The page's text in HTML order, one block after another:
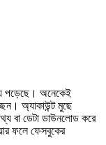
পড়েছে। অনেকেই
অ্যাকাউন্ট মুছে
বা ডেটা ডাউনলোড করে
ফলে ফেসবুকের